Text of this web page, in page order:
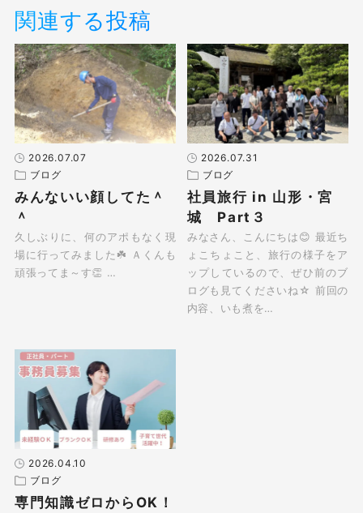
関連する投稿
2026.07.07
ブログ
みんないい顔してた＾
＾
久しぶりに、何のアポもなく現
場に行ってみました☘️ Ａくんも
頑張ってま～す👏 …
2026.07.31
ブログ
社員旅行 in 山形・宮
城 Part３
みなさん、こんにちは😊 最近ち
ょこちょこと、旅行の様子をア
ップしているので、ぜひ前のブ
ログも見てくださいね☆ 前回の
内容、いも煮を…
2026.04.10
ブログ
専門知識ゼロからOK！